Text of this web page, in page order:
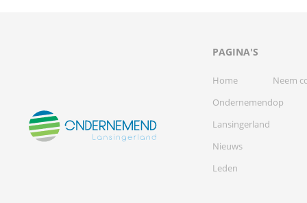
PAGINA'S
Home
Ondernemend
Lansingerland
Nieuws
Leden
Neem
op